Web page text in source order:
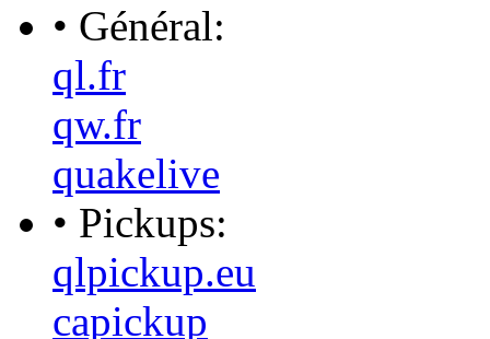
• Général:
ql.fr
qw.fr
quakelive
• Pickups:
qlpickup.eu
capickup